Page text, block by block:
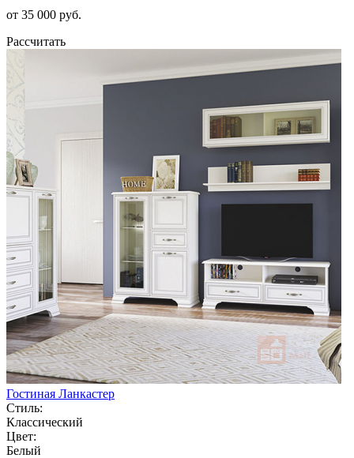
от 35 000 руб.
Рассчитать
Гостиная Ланкастер
Стиль:
Классический
Цвет:
Белый